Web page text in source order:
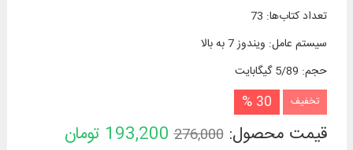
تعداد کتاب‌ها:
73
سیستم عامل: ویندوز 7 به بالا
حجم: 5/89 گیگابایت
تخفیف 30 %
قیمت محصول:276,000
193,200 تومان